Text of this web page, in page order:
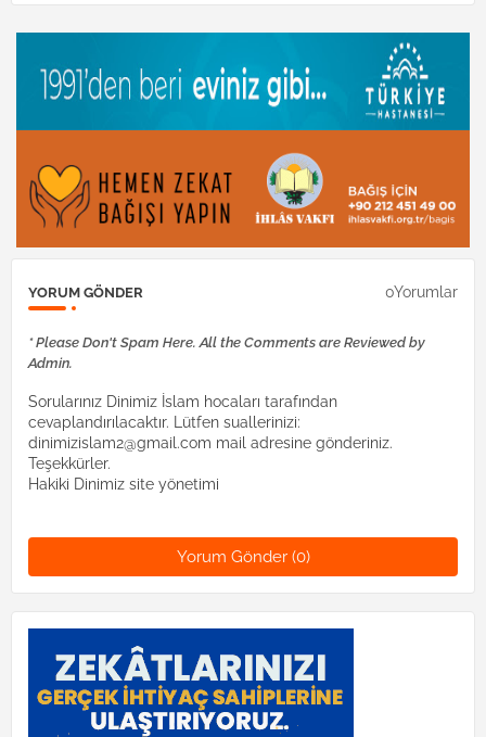
YORUM GÖNDER 0Yorumlar
* Please Don't Spam Here. All the Comments are Reviewed by
Admin.
Sorularınız Dinimiz İslam hocaları tarafından
cevaplandırılacaktır. Lütfen suallerinizi:
dinimizislam2@gmail.com mail adresine gönderiniz.
Teşekkürler.
Hakiki Dinimiz site yönetimi
Yorum Gönder (0)